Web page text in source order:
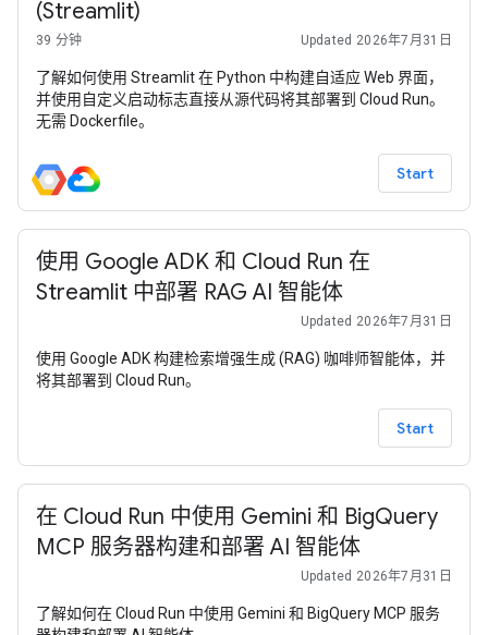
(Streamlit)
39 分钟 Updated 2026年7月31日
了解如何使用 Streamlit 在 Python 中构建自适应 Web 界面，
并使用自定义启动标志直接从源代码将其部署到 Cloud Run。
无需 Dockerfile。
Start
使用 Google ADK 和 Cloud Run 在
Streamlit 中部署 RAG AI 智能体
Updated 2026年7月31日
使用 Google ADK 构建检索增强生成 (RAG) 咖啡师智能体，并
将其部署到 Cloud Run。
Start
在 Cloud Run 中使用 Gemini 和 BigQuery
MCP 服务器构建和部署 AI 智能体
Updated 2026年7月31日
了解如何在 Cloud Run 中使用 Gemini 和 BigQuery MCP 服务